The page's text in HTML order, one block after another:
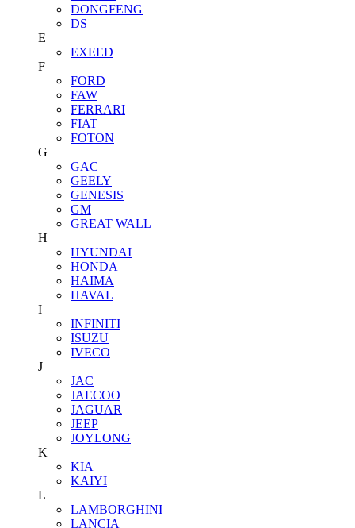
DONGFENG
DS
E
EXEED
F
FORD
FAW
FERRARI
FIAT
FOTON
G
GAC
GEELY
GENESIS
GM
GREAT WALL
H
HYUNDAI
HONDA
HAIMA
HAVAL
I
INFINITI
ISUZU
IVECO
J
JAC
JAECOO
JAGUAR
JEEP
JOYLONG
K
KIA
KAIYI
L
LAMBORGHINI
LANCIA